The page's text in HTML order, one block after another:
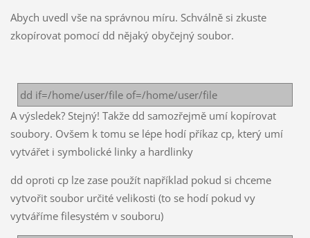
Abych uvedl vše na správnou míru. Schválně si zkuste
zkopírovat pomocí dd nějaký obyčejný soubor.
dd if=/home/user/file of=/home/user/file
A výsledek? Stejný! Takže dd samozřejmě umí kopírovat
soubory. Ovšem k tomu se lépe hodí příkaz cp, který umí
vytvářet i symbolické linky a hardlinky
dd oproti cp lze zase použít například pokud si chceme
vytvořit soubor určité velikosti (to se hodí pokud vy
vytváříme filesystém v souboru)